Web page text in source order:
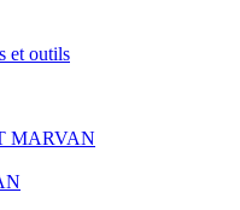
et outils
MARVAN